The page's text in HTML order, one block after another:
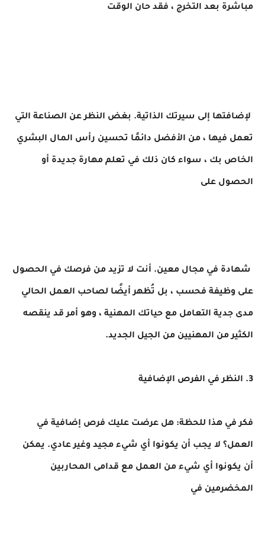
مباشرة بعد التخرج ، فقد حان الوقت
لإضافتها إلى سيرتك الذاتية. بغض النظر عن الصناعة التي
تعمل فيها ، من الأفضل دائمًا تحسين رأس المال البشري
الخاص بك ، سواء كان ذلك في تعلم مهارة جديدة أو
الحصول على
شهادة في مجال معين. أنت لا تزيد من فرصك في الحصول
على وظيفة فحسب ، بل تُظهر أيضًا لصاحب العمل الحالي
مدى جدية التعامل مع حياتك المهنية ، وهو أمر قد ينقصه
الكثير من المهنيين من الجيل الجديد.
3. النظر في الفرص الإضافية
فكر في هذا للحظة: هل عرضت عليك فرص إضافية في
العمل؟ لا يجب أن يكونوا أي شيء مجيد وغير عادي. يمكن
أن يكونوا أي شيء من العمل مع قدامى المحاربين
المخضرمين في